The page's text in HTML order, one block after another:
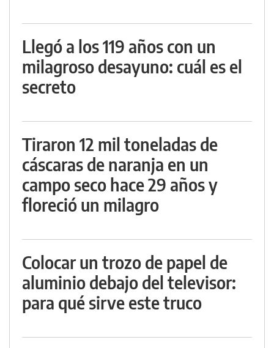
Llegó a los 119 años con un
milagroso desayuno: cuál es el
secreto
Tiraron 12 mil toneladas de
cáscaras de naranja en un
campo seco hace 29 años y
floreció un milagro
Colocar un trozo de papel de
aluminio debajo del televisor:
para qué sirve este truco